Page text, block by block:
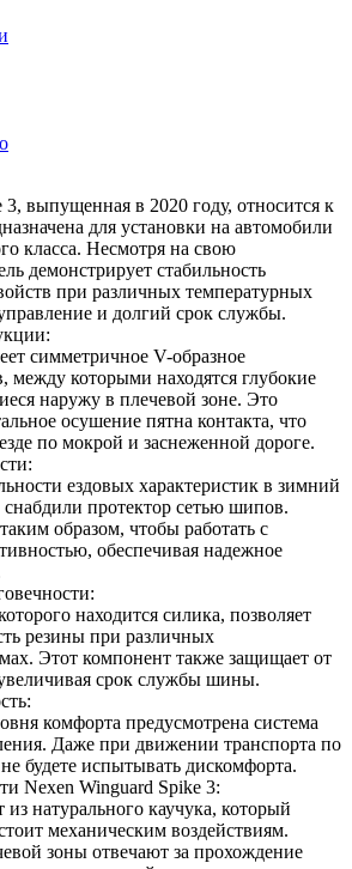
выпущенная в 2020 году, относится к
для установки на автомобили
класса. Несмотря на свою
демонстрирует стабильность
при различных температурных
и долгий срок службы.
симметричное V-образное
между которыми находятся глубокие
наружу в плечевой зоне. Это
осушение пятна контакта, что
по мокрой и заснеженной дороге.
ездовых характеристик в зимний
снабдили протектор сетью шипов.
образом, чтобы работать с
обеспечивая надежное
находится силика, позволяет
резины при различных
Этот компонент также защищает от
срок службы шины.
комфорта предусмотрена система
Даже при движении транспорта по
будете испытывать дискомфорта.
Nexen Winguard Spike 3:
из натурального каучука, который
механическим воздействиям.
зоны отвечают за прохождение